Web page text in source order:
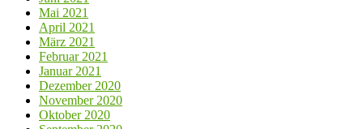
Mai 2021
April 2021
März 2021
Februar 2021
Januar 2021
Dezember 2020
November 2020
Oktober 2020